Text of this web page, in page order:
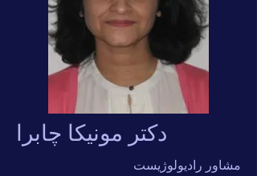
دکتر مونیکا چابرا
مشاور رادیولوژیست